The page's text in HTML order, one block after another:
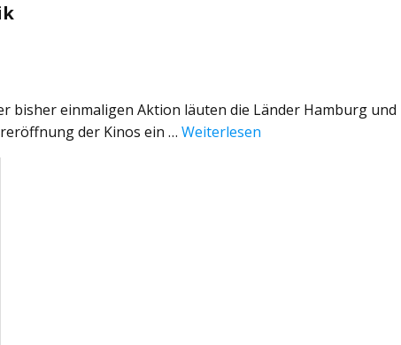
bisher einmaligen Aktion läuten die Länder Hamburg und
der Kinos ein …Weiterlesen